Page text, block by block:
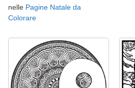
nelle Pagine Natale da
Colorare